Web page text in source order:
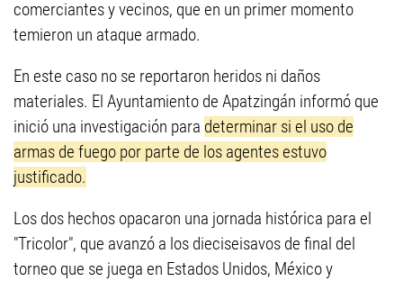
comerciantes y vecinos, que en un primer momento
temieron un ataque armado.
En este caso no se reportaron heridos ni daños
materiales. El Ayuntamiento de Apatzingán informó que
inició una investigación para determinar si el uso de
armas de fuego por parte de los agentes estuvo
justificado.
Los dos hechos opacaron una jornada histórica para el
"Tricolor", que avanzó a los dieciseisavos de final del
torneo que se juega en Estados Unidos, México y